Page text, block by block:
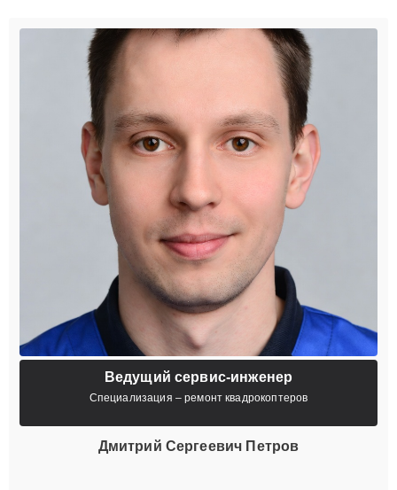
Ведущий сервис-инженер
Специализация – ремонт квадрокоптеров
Дмитрий Сергеевич Петров